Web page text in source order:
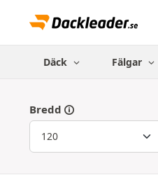
Däck Fälgar
Bredd